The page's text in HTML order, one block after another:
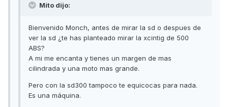
Mito dijo:
Bienvenido Monch, antes de mirar la sd o despues de
ver la sd ¿te has planteado mirar la xcintig de 500
ABS?
A mi me encanta y tienes un margen de mas
cilindrada y una moto mas grande.
Pero con la sd300 tampoco te equicocas para nada.
Es una máquina.